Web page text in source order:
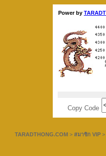
Copy Code
TARADTHONG.COM > สมาชิก VIP >